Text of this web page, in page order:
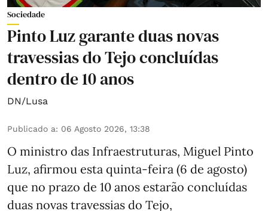
Sociedade
Pinto Luz garante duas novas
travessias do Tejo concluídas
dentro de 10 anos
DN/Lusa
Publicado a: 06 Agosto 2026, 13:38
O ministro das Infraestruturas, Miguel Pinto
Luz, afirmou esta quinta-feira (6 de agosto)
que no prazo de 10 anos estarão concluídas
duas novas travessias do Tejo,